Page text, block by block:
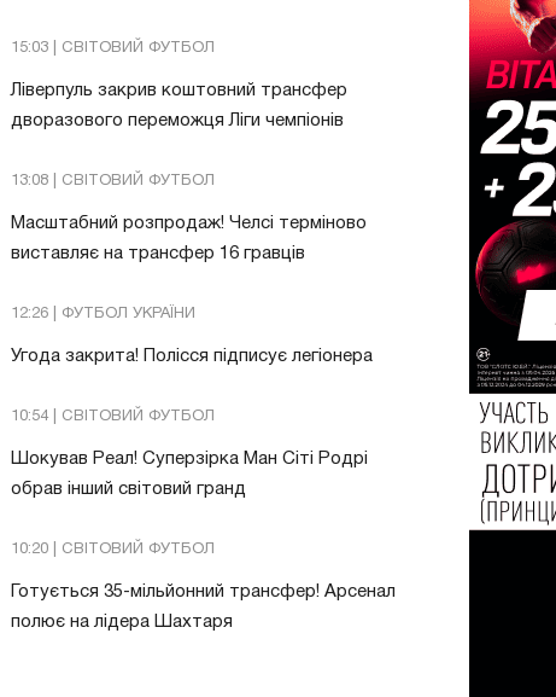
15:03 | СВІТОВИЙ ФУТБОЛ
Ліверпуль закрив коштовний трансфер
дворазового переможця Ліги чемпіонів
13:08 | СВІТОВИЙ ФУТБОЛ
Масштабний розпродаж! Челсі терміново
виставляє на трансфер 16 гравців
12:26 | ФУТБОЛ УКРАЇНИ
Угода закрита! Полісся підписує легіонера
10:54 | СВІТОВИЙ ФУТБОЛ
Шокував Реал! Суперзірка Ман Сіті Родрі
обрав інший світовий гранд
10:20 | СВІТОВИЙ ФУТБОЛ
Готується 35-мільйонний трансфер! Арсенал
полює на лідера Шахтаря